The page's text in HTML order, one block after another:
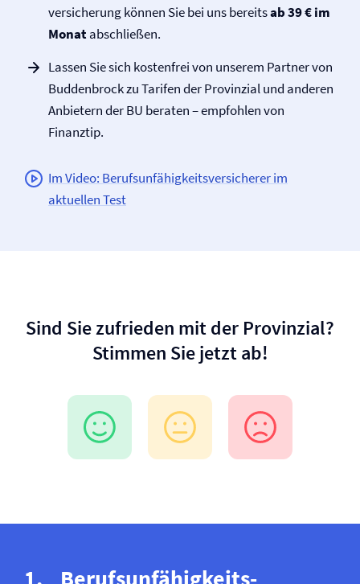
versicherung können Sie bei uns bereitsab 39 € im
Monatabschließen.
Lassen Sie sich kostenfrei von unserem Partner von
Buddenbrock zu Tarifen der Provinzial und anderen
Anbietern der BU beraten – empfohlen von
Finanztip.
Im Video: Berufs­unfähigkeits­versicherer im
aktuellen Test
Sind Sie zufrieden mit der Provinzial?
Stimmen Sie jetzt ab!